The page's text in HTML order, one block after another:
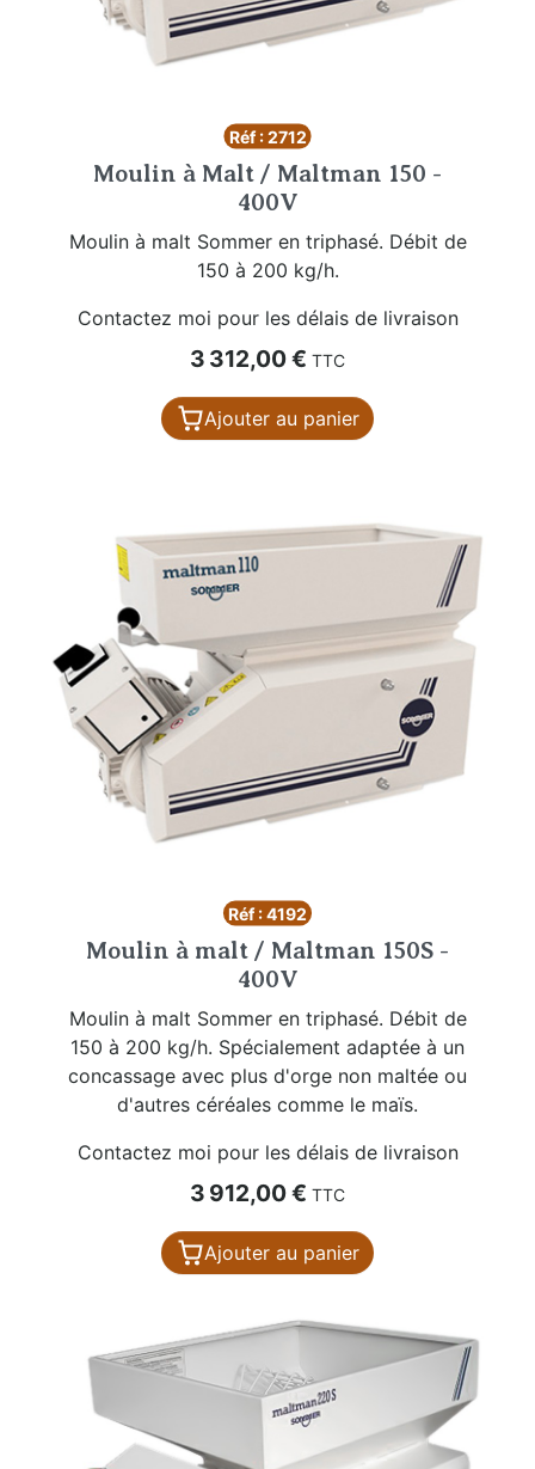
Réf : 2712
Moulin à Malt / Maltman 150 -
400V
Moulin à malt Sommer en triphasé. Débit de
150 à 200 kg/h.
Contactez moi pour les délais de livraison
Prix
3 312,00 € TTC
Ajouter au panier
Réf : 4192
Moulin à malt / Maltman 150S -
400V
Moulin à malt Sommer en triphasé. Débit de
150 à 200 kg/h. Spécialement adaptée à un
concassage avec plus d'orge non maltée ou
d'autres céréales comme le maïs.
Contactez moi pour les délais de livraison
Prix
3 912,00 € TTC
Ajouter au panier